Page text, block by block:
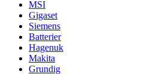
MSI
Gigaset
Siemens
Batterier
Hagenuk
Makita
Grundig